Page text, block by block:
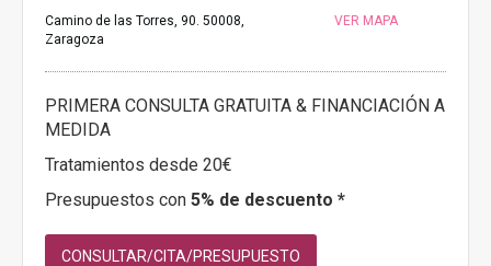
Camino de las Torres, 90. 50008,
Zaragoza
VER MAPA
PRIMERA CONSULTA GRATUITA & FINANCIACIÓN A
MEDIDA
Tratamientos desde 20€
Presupuestos con 5% de descuento *
CONSULTAR/CITA/PRESUPUESTO